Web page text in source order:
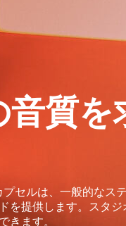
質を
セルは、一般的なス
を提供します。スタ
きます。